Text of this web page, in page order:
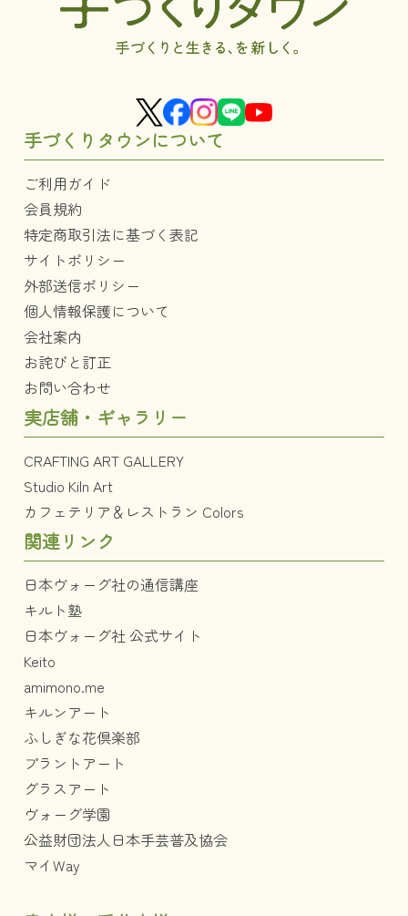
手づくりタウンについて
ご利用ガイド
会員規約
特定商取引法に基づく表記
サイトポリシー
外部送信ポリシー
個人情報保護について
会社案内
お詫びと訂正
お問い合わせ
実店舗・ギャラリー
CRAFTING ART GALLERY
Studio Kiln Art
カフェテリア＆レストラン Colors
関連リンク
日本ヴォーグ社の通信講座
キルト塾
日本ヴォーグ社 公式サイト
Keito
amimono.me
キルンアート
ふしぎな花倶楽部
プラントアート
グラスアート
ヴォーグ学園
公益財団法人日本手芸普及協会
マイWay